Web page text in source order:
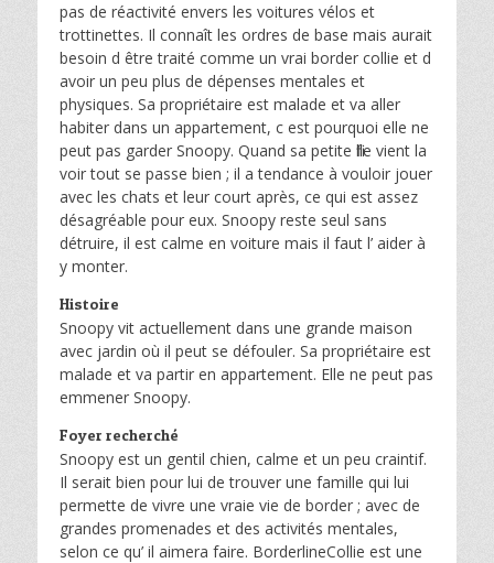
pas de réactivité envers les voitures vélos et
trottinettes. Il connaît les ordres de base mais aurait
besoin d être traité comme un vrai border collie et d
avoir un peu plus de dépenses mentales et
physiques. Sa propriétaire est malade et va aller
habiter dans un appartement, c est pourquoi elle ne
peut pas garder Snoopy. Quand sa petite fille vient la
voir tout se passe bien ; il a tendance à vouloir jouer
avec les chats et leur court après, ce qui est assez
désagréable pour eux. Snoopy reste seul sans
détruire, il est calme en voiture mais il faut l’ aider à
y monter.
Histoire
Snoopy vit actuellement dans une grande maison
avec jardin où il peut se défouler. Sa propriétaire est
malade et va partir en appartement. Elle ne peut pas
emmener Snoopy.
Foyer recherché
Snoopy est un gentil chien, calme et un peu craintif.
Il serait bien pour lui de trouver une famille qui lui
permette de vivre une vraie vie de border ; avec de
grandes promenades et des activités mentales,
selon ce qu’ il aimera faire. BorderlineCollie est une